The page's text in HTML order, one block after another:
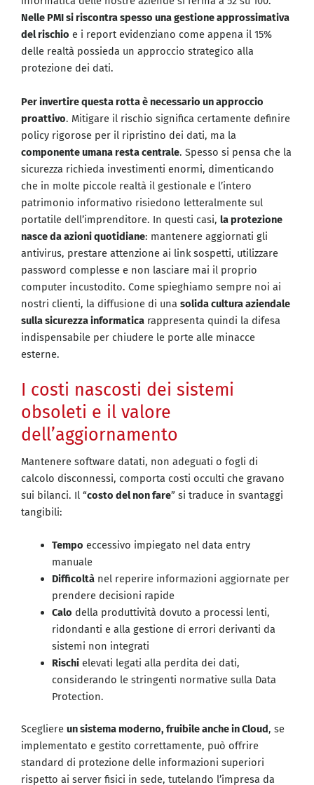
Nelle PMI si riscontra spesso una gestione approssimativa
del rischio e i report evidenziano come appena il 15%
delle realtà possieda un approccio strategico alla
protezione dei dati.
Per invertire questa rotta è necessario un approccio
proattivo. Mitigare il rischio significa certamente definire
policy rigorose per il ripristino dei dati, ma la
componente umana resta centrale. Spesso si pensa che la
sicurezza richieda investimenti enormi, dimenticando
che in molte piccole realtà il gestionale e l’intero
patrimonio informativo risiedono letteralmente sul
portatile dell’imprenditore. In questi casi, la protezione
nasce da azioni quotidiane: mantenere aggiornati gli
antivirus, prestare attenzione ai link sospetti, utilizzare
password complesse e non lasciare mai il proprio
computer incustodito. Come spieghiamo sempre noi ai
nostri clienti, la diffusione di una solida cultura aziendale
sulla sicurezza informatica rappresenta quindi la difesa
indispensabile per chiudere le porte alle minacce
esterne.
I costi nascosti dei sistemi
obsoleti e il valore
dell’aggiornamento
Mantenere software datati, non adeguati o fogli di
calcolo disconnessi, comporta costi occulti che gravano
sui bilanci. Il “costo del non fare” si traduce in svantaggi
tangibili:
Tempo eccessivo impiegato nel data entry
manuale
Difficoltànel reperire informazioni aggiornate per
prendere decisioni rapide
Calo della produttività dovuto a processi lenti,
ridondanti e alla gestione di errori derivanti da
sistemi non integrati
Rischielevati legati alla perdita dei dati,
considerando le stringenti normative sulla Data
Protection.
Scegliere un sistema moderno, fruibile anche in Cloud, se
implementato e gestito correttamente, può offrire
standard di protezione delle informazioni superiori
rispetto ai server fisici in sede, tutelando l’impresa da